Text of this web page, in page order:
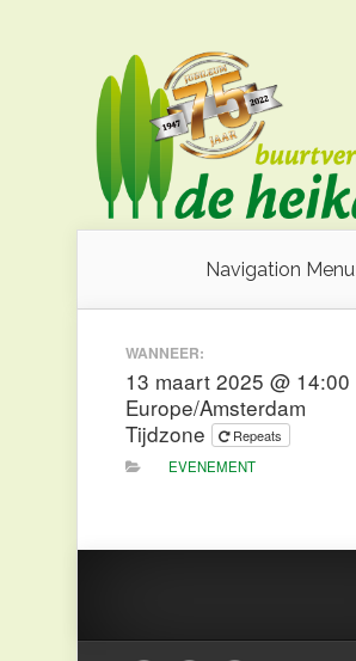
Navigation Menu
WANNEER:
13 maart 2025 @ 14:00
Europe/Amsterdam
Tijdzone
Repeats
EVENEMENT